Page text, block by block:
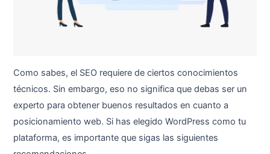
Como sabes, el SEO requiere de ciertos conocimientos
técnicos. Sin embargo, eso no significa que debas ser un
experto para obtener buenos resultados en cuanto a
posicionamiento web. Si has elegido WordPress como tu
plataforma, es importante que sigas las siguientes